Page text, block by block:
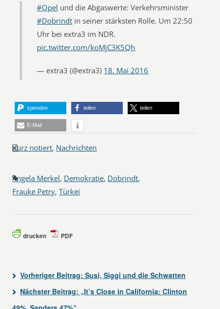
#Opel und die Abgaswerte: Verkehrsminister
#Dobrindt in seiner stärksten Rolle. Um 22:50
Uhr bei extra3 im NDR.
pic.twitter.com/koMjC3K5Qh
— extra3 (@extra3) 18. Mai 2016
spenden teilen teilen
E-Mail
Kurz notiert, Nachrichten
Angela Merkel, Demokratie, Dobrindt,
Frauke Petry,Türkei
drucken PDF
Vorheriger Beitrag: Susi, Siggi und die Schwatten
Nächster Beitrag: „It’s Close in California: Clinton